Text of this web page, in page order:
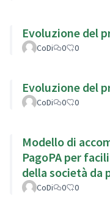
Evoluzione del
CoDi 0 0
Evoluzione del
CoDi 0 0
Modello di
PagoPA per
della società da
enti locali
CoDi 0 0